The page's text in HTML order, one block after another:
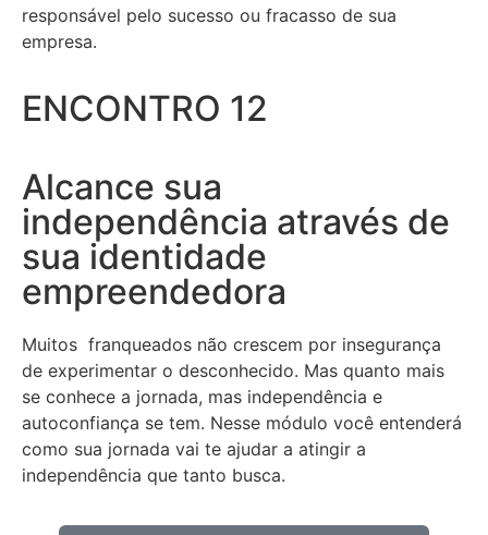
responsável pelo sucesso ou fracasso de sua
empresa.
ENCONTRO 12
Alcance sua
independência através de
sua identidade
empreendedora
Muitos franqueados não crescem por insegurança
de experimentar o desconhecido. Mas quanto mais
se conhece a jornada, mas independência e
autoconfiança se tem. Nesse módulo você entenderá
como sua jornada vai te ajudar a atingir a
independência que tanto busca.